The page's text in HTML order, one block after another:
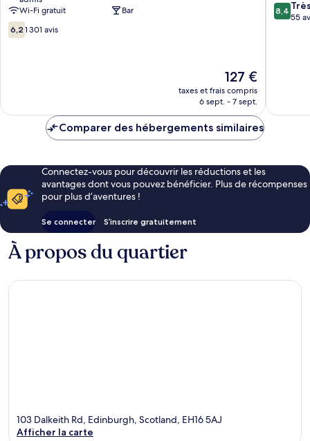
Wi-Fi gratuit
Bar
6.2
sur
6,2 1 301 avis
Le
nouveau
prix
de
127 €
taxes et frais compris
6 sept. - 7 sept.
8.4
sur
8,4
55
Comparer des hébergements similaires
Connectez-vous pour découvrir les réductions et les
avantages dont vous pouvez bénéficier. Plus de récompenses
pour plus d’aventures !
Se connecter S’inscrire gratuitement
À propos du quartier
103 Dalkeith Rd, Edinburgh, Scotland, EH16 5AJ
Afficher la carte